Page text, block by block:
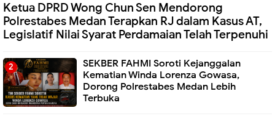
Ketua DPRD Wong Chun Sen Mendorong
Polrestabes Medan Terapkan RJ dalam Kasus AT,
Legislatif Nilai Syarat Perdamaian Telah Terpenuhi
SEKBER FAHMI Soroti Kejanggalan
Kematian Winda Lorenza Gowasa,
Dorong Polrestabes Medan Lebih
Terbuka